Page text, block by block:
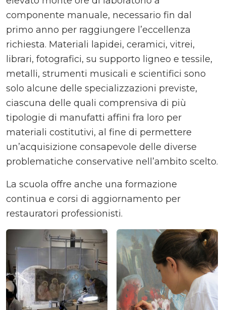
componente manuale, necessario fin dal
primo anno per raggiungere l’eccellenza
richiesta. Materiali lapidei, ceramici, vitrei,
librari, fotografici, su supporto ligneo e tessile,
metalli, strumenti musicali e scientifici sono
solo alcune delle specializzazioni previste,
ciascuna delle quali comprensiva di più
tipologie di manufatti affini fra loro per
materiali costitutivi, al fine di permettere
un’acquisizione consapevole delle diverse
problematiche conservative nell’ambito scelto.
La scuola offre anche una formazione
continua e corsi di aggiornamento per
restauratori professionisti.